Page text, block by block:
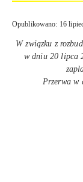
Opublikowano: 16
W związku z
w dniu 20 lipca
Przerwa w